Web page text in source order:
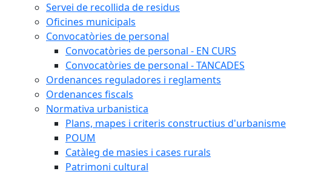
Servei de recollida de residus
Oficines municipals
Convocatòries de personal
Convocatòries de personal - EN CURS
Convocatòries de personal - TANCADES
Ordenances reguladores i reglaments
Ordenances fiscals
Normativa urbanistica
Plans, mapes i criteris constructius d'urbanisme
POUM
Catàleg de masies i cases rurals
Patrimoni cultural